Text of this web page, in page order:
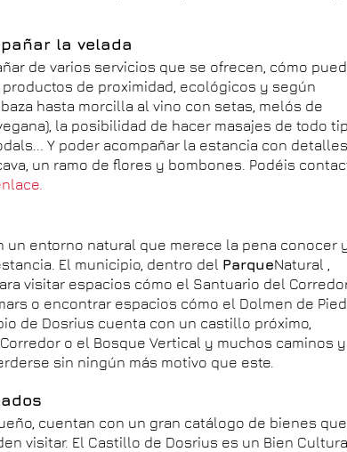
la velada
de varios servicios que se ofrecen, cómo
de proximidad, ecológicos y según
hasta morcilla al vino con setas, melós de
la posibilidad de hacer masajes de todo
Y poder acompañar la estancia con detalles
un ramo de flores y bombones. Podéis
un entorno natural que merece la pena conocer
El municipio, dentro del ParqueNatural ,
visitar espacios cómo el Santuario del
o encontrar espacios cómo el Dolmen de
de Dosrius cuenta con un castillo próximo,
o el Bosque Vertical y muchos caminos y
sin ningún más motivo que este.
cuentan con un gran catálogo de bienes que
visitar. El Castillo de Dosrius es un Bien